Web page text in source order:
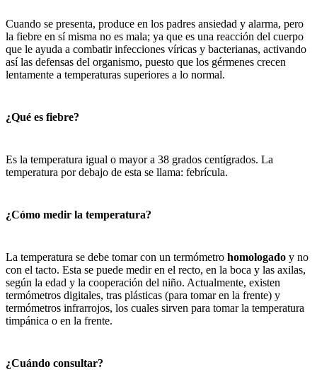
Cuando se presenta, produce en los padres ansiedad y alarma, pero
la fiebre en sí misma no es mala; ya que es una reacción del cuerpo
que le ayuda a combatir infecciones víricas y bacterianas, activando
así las defensas del organismo, puesto que los gérmenes crecen
lentamente a temperaturas superiores a lo normal.
¿Qué es fiebre?
Es la temperatura igual o mayor a 38 grados centígrados. La
temperatura por debajo de esta se llama: febrícula.
¿Cómo medir la temperatura?
La temperatura se debe tomar con un termómetro homologado y no
con el tacto. Esta se puede medir en el recto, en la boca y las axilas,
según la edad y la cooperación del niño. Actualmente, existen
termómetros digitales, tras plásticas (para tomar en la frente) y
termómetros infrarrojos, los cuales sirven para tomar la temperatura
timpánica o en la frente.
¿Cuándo consultar?